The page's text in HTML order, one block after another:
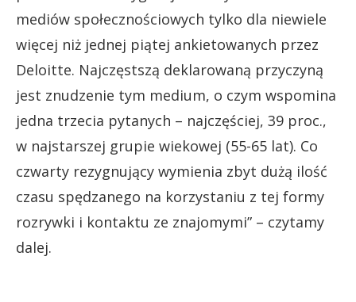
mediów społecznościowych tylko dla niewiele
więcej niż jednej piątej ankietowanych przez
Deloitte. Najczęstszą deklarowaną przyczyną
jest znudzenie tym medium, o czym wspomina
jedna trzecia pytanych – najczęściej, 39 proc.,
w najstarszej grupie wiekowej (55-65 lat). Co
czwarty rezygnujący wymienia zbyt dużą ilość
czasu spędzanego na korzystaniu z tej formy
rozrywki i kontaktu ze znajomymi” – czytamy
dalej.